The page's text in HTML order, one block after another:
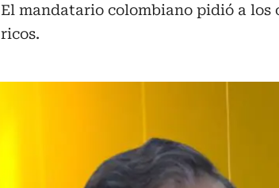
El mandatario colombiano pidió a los
ricos.